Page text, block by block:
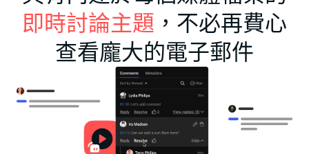
即時討論主題 ，不必再費心
查看龐大的電子郵件